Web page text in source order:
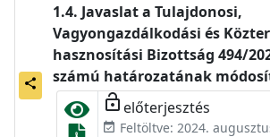
share
Javaslat a Tulajdonosi,
Vagyongazdálkodási és
hasznosítási Bizottság 494/
számú határozatának
lock_open előterjesztés
event_available Feltöltve: 2024.